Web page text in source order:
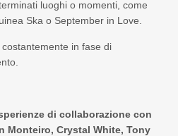
luoghi o momenti, come
Ska o September in Love.
in fase di
di collaborazione con
Monteiro, Crystal White, Tony